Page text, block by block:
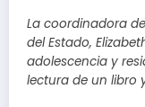
La coordinadora
del Estado,
adolescencia y
lectura de un libro